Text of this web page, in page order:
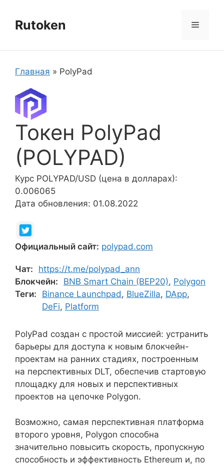
содержимому
Rutoken Меню
Главная » PolyPad
Токен PolyPad
(POLYPAD)
Курс POLYPAD/USD (цена в долларах):
0.006065
Дата обновления: 01.08.2022
Официальный сайт: polypad.com
Чат:
https://t.me/polypad_ann
Блокчейн:
BNB Smart Chain (BEP20), Polygon
Теги:
Binance Launchpad, BlueZilla, DApp,
DeFi, Platform
PolyPad создан с простой миссией: устранить
барьеры для доступа к новым блокчейн-
проектам на ранних стадиях, построенным
на перспективных DLT, обеспечив стартовую
площадку для новых и перспективных
проектов на цепочке Polygon.
Возможно, самая перспективная платформа
второго уровня, Polygon способна
значительно повысить скорость, пропускную
способность и эффективность Ethereum и, по